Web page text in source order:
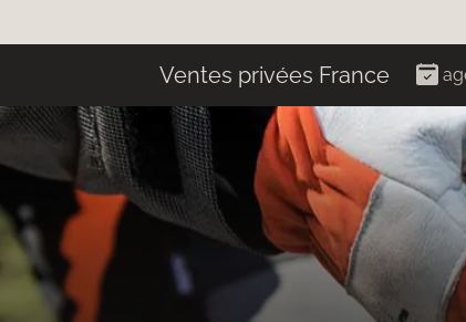
Ventes privées France